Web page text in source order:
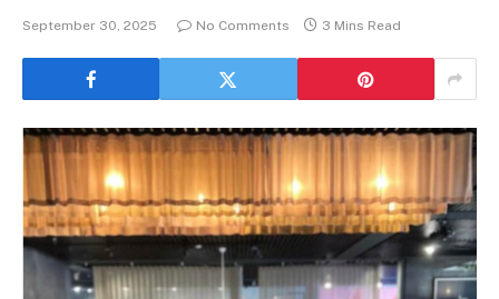
September 30, 2025 No Comments 3 Mins Read